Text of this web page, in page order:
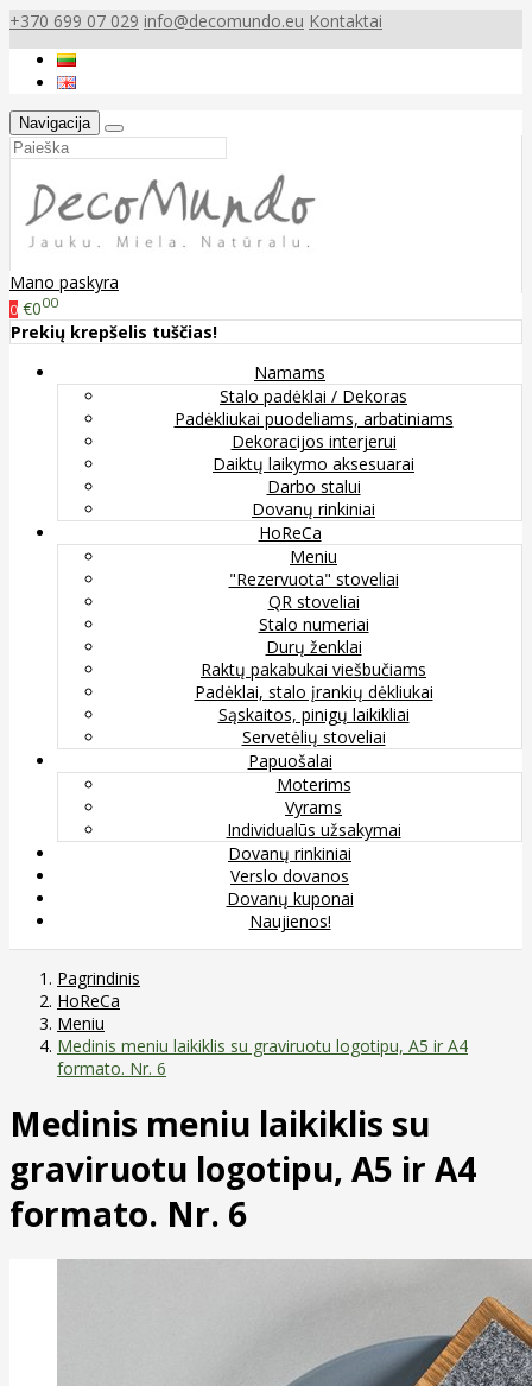
+370 699 07 029 info@decomundo.eu Kontaktai
Navigacija
Mano paskyra
0 €000
Prekių krepšelis tuščias!
Namams
Stalo padėklai / Dekoras
Padėkliukai puodeliams, arbatiniams
Dekoracijos interjerui
Daiktų laikymo aksesuarai
Darbo stalui
Dovanų rinkiniai
HoReCa
Meniu
"Rezervuota" stoveliai
QR stoveliai
Stalo numeriai
Durų ženklai
Raktų pakabukai viešbučiams
Padėklai, stalo įrankių dėkliukai
Sąskaitos, pinigų laikikliai
Servetėlių stoveliai
Papuošalai
Moterims
Vyrams
Individualūs užsakymai
Dovanų rinkiniai
Verslo dovanos
Dovanų kuponai
Naujienos!
Pagrindinis
HoReCa
Meniu
Medinis meniu laikiklis su graviruotu logotipu, A5 ir A4
formato. Nr. 6
Medinis meniu laikiklis su
graviruotu logotipu, A5 ir A4
formato. Nr. 6